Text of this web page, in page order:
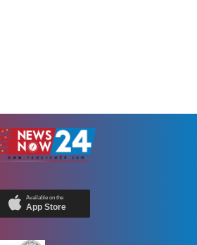
Available on the
App Store